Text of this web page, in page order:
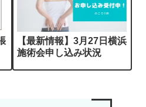
【最新情報】3月27日横浜
施術会申し込み状況